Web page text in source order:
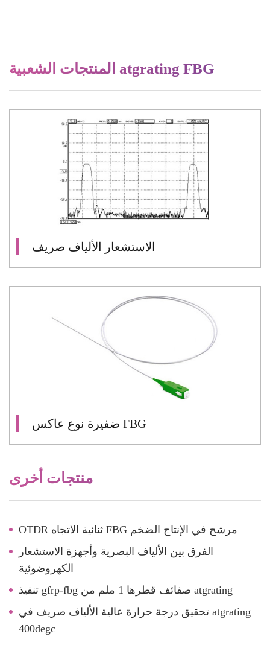
المنتجات الشعبية atgrating FBG
الاستشعار الألياف صريف
ضفيرة نوع عاكس FBG
منتجات أخرى
OTDR ثنائية الاتجاه FBG مرشح في الإنتاج الضخم
الفرق بين الألياف البصرية وأجهزة الاستشعار
الكهروضوئية
تنفيذ gfrp-fbg صفائف قطرها 1 ملم من atgrating
تحقيق درجة حرارة عالية الألياف صريف في atgrating
400degc